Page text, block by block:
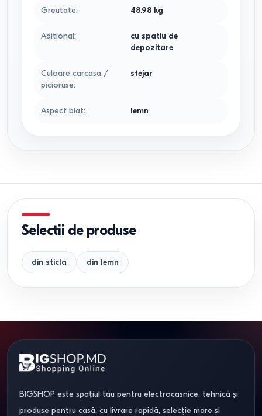
Greutate: 48.98kg
Aditional:
cu spatiu de
depozitare
Culoare carcasa /
picioruse:
stejar
Aspect blat: lemn
Selectii de produse
din sticla din lemn
BIGSHOP este spațiul tău pentru electrocasnice, tehnică și
produse pentru casă, cu livrare rapidă, selecție mare și